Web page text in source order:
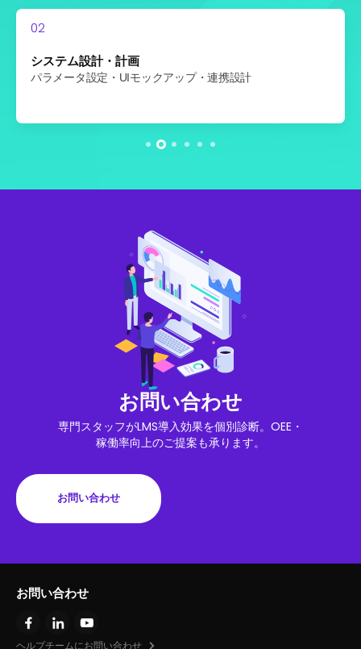
01
要件定義
関係者ワークショップで工程・KPIを整理
02
システム設計・計画
パラメータ設定・UIモックアップ・連携設計
03
導入・連携
エージェント設置・PLC/SCADA接続・ERP/MES連携
04
テスト・検証
アラームシミュレーション・データ精度検証・
05
トレーニング・本稼働
現場・リモートでオペレーター・管理者を教育
06
運用サポート・最適化
定期点検・機能アップデート・パフォーマンス最適化
お問い合わせ
専門スタッフがLMS導入効果を個別診断。OEE・
稼働率向上のご提案も承ります。
お問い合わせ
お問い合わせ
ヘルプチームにお問い合わせ